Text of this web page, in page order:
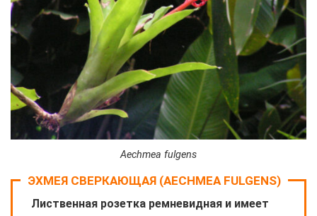
Aechmea fulgens
ЭХМЕЯ СВЕРКАЮЩАЯ (AECHMEA FULGENS)
Лиственная розетка ремневидная и имеет